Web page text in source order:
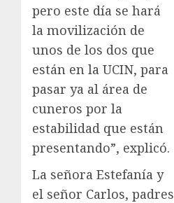
pero este día se hará
la movilización de
unos de los dos que
están en la UCIN, para
pasar ya al área de
cuneros por la
estabilidad que están
presentando”, explicó.
La señora Estefanía y
el señor Carlos, padres